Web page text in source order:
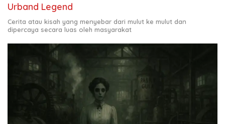
Urband Legend
Cerita atau kisah yang menyebar dari mulut ke mulut dan
dipercaya secara luas oleh masyarakat